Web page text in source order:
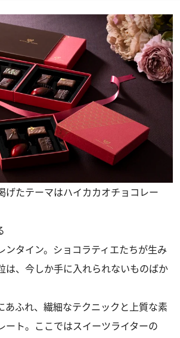
げたテーマはハイカカオチョコレー
タイン。ショコラティエたちが生み
は、今しか手に入れられないものばか
ふれ、繊細なテクニックと上質な素
ート。ここではスイーツライターの